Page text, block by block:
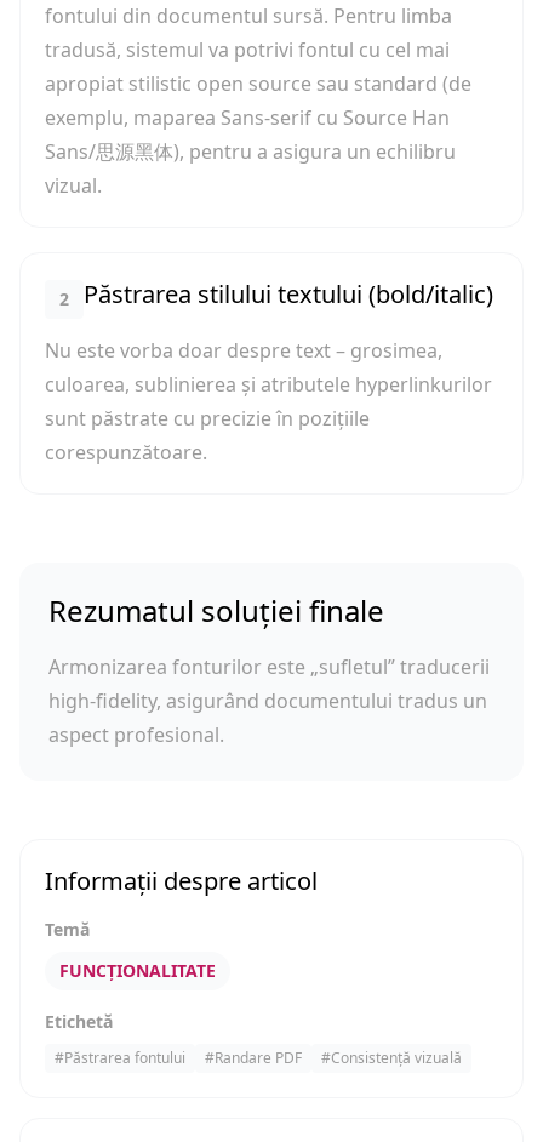
fontului din documentul sursă. Pentru limba
tradusă, sistemul va potrivi fontul cu cel mai
apropiat stilistic open source sau standard (de
exemplu, maparea Sans-serif cu Source Han
Sans/思源黑体), pentru a asigura un echilibru
vizual.
2 Păstrarea stilului textului (bold/italic)
Nu este vorba doar despre text – grosimea,
culoarea, sublinierea și atributele hyperlinkurilor
sunt păstrate cu precizie în pozițiile
corespunzătoare.
Rezumatul soluției finale
Armonizarea fonturilor este „sufletul” traducerii
high-fidelity, asigurând documentului tradus un
aspect profesional.
Informații despre articol
Temă
FUNCȚIONALITATE
Etichetă
#Păstrarea fontului #Randare PDF #Consistență vizuală